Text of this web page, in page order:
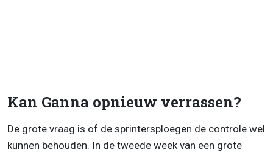
Kan Ganna opnieuw verrassen?
De grote vraag is of de sprintersploegen de controle wel
kunnen behouden. In de tweede week van een grote